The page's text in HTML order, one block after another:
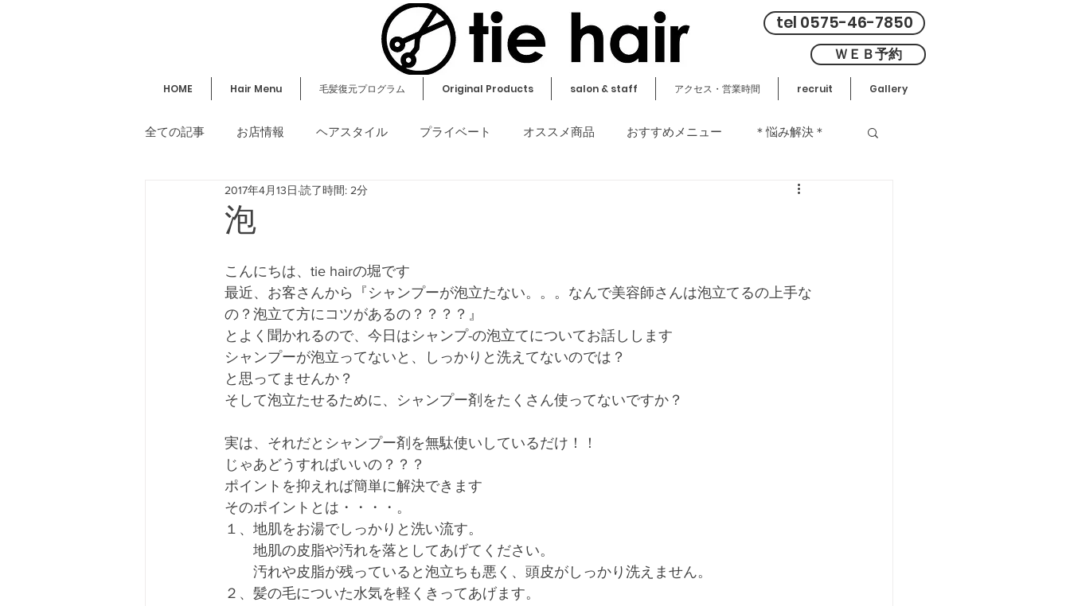
tel 0575-46-7850
ＷＥＢ予約
HOME Hair Menu 毛髪復元プログラム Original Products salon & staff アクセス・営業時間 recruit Gallery
全ての記事 お店情報 ヘアスタイル プライベート オススメ商品 おすすめメニュー ＊悩み解決＊
講習／セミナー 美容情報
泡
2017年4月13日 読了時間: 2分
こんにちは、tie hairの堀です
最近、お客さんから『シャンプーが泡立たない。。。なんで美容師さんは泡立てるの上手な
の？泡立て方にコツがあるの？？？？』
とよく聞かれるので、今日はシャンプ-の泡立てについてお話しします
シャンプーが泡立ってないと、しっかりと洗えてないのでは？
と思ってませんか？
そして泡立たせるために、シャンプー剤をたくさん使ってないですか？
実は、それだとシャンプー剤を無駄使いしているだけ！！
じゃあどうすればいいの？？？
ポイントを抑えれば簡単に解決できます
そのポイントとは・・・・。
１、地肌をお湯でしっかりと洗い流す。
地肌の皮脂や汚れを落としてあげてください。
汚れや皮脂が残っていると泡立ちも悪く、頭皮がしっかり洗えません。
２、髪の毛についた水気を軽くきってあげます。